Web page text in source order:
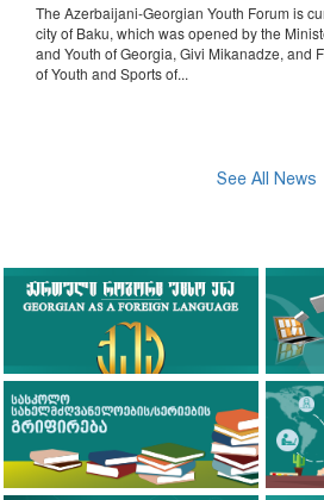
The Azerbaijani-Georgian Youth Forum is
city of Baku, which was opened by the
and Youth of Georgia, Givi Mikanadze, and
of Youth and Sports of...
See All News